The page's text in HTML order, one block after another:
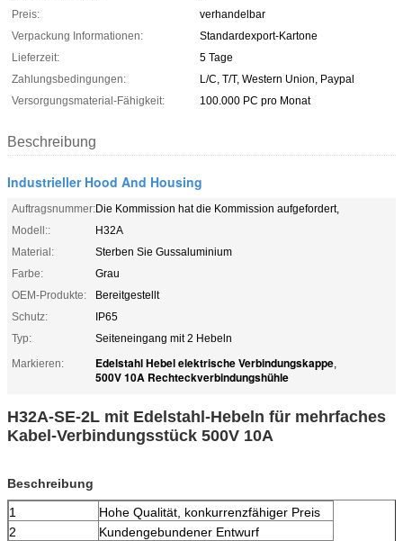
Preis:
verhandelbar
Verpackung Informationen:
Standardexport-Kartone
Lieferzeit:
5 Tage
Zahlungsbedingungen:
L/C, T/T, Western Union, Paypal
Versorgungsmaterial-Fähigkeit:
100.000 PC pro Monat
Beschreibung
Industrieller Hood And Housing
Auftragsnummer:Die Kommission hat die Kommission aufgefordert,
Modell::
H32A
Material:
Sterben Sie Gussaluminium
Farbe:
Grau
OEM-Produkte:
Bereitgestellt
Schutz:
IP65
Typ:
Seiteneingang mit 2 Hebeln
Markieren:
Edelstahl Hebel elektrische Verbindungskappe,
500V 10A Rechteckverbindungshühle
H32A-SE-2L mit Edelstahl-Hebeln für mehrfaches
Kabel-Verbindungsstück 500V 10A
Beschreibung
1
Hohe Qualität, konkurrenzfähiger Preis
2
Kundengebundener Entwurf